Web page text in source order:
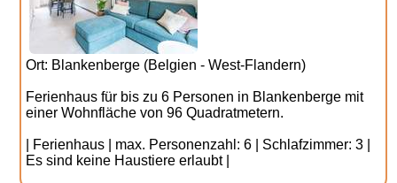
Ort: Blankenberge (Belgien - West-Flandern)
Ferienhaus für bis zu 6 Personen in Blankenberge mit
einer Wohnfläche von 96 Quadratmetern.
| Ferienhaus | max. Personenzahl: 6 | Schlafzimmer: 3 |
Es sind keine Haustiere erlaubt |